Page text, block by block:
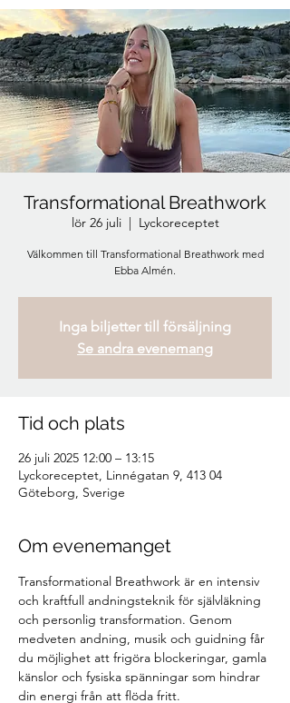
Transformational Breathwork
lör 26 juli
  |
Lyckoreceptet
Välkommen till Transformational Breathwork med
Ebba Almén.
Inga biljetter till försäljning
Se andra evenemang
Tid och plats
26 juli 2025 12:00 – 13:15
Lyckoreceptet, Linnégatan 9, 413 04
Göteborg, Sverige
Om evenemanget
Transformational Breathwork är en intensiv
och kraftfull andningsteknik för självläkning
och personlig transformation. Genom
medveten andning, musik och guidning får
du möjlighet att frigöra blockeringar, gamla
känslor och fysiska spänningar som hindrar
din energi från att flöda fritt.